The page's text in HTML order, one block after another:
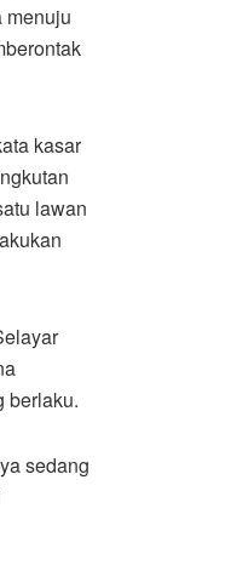
menuju
kasar
lawan
berlaku.
sedang